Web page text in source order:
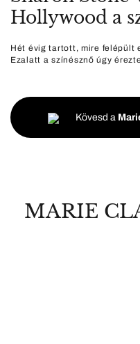
Hollywood a
Hét évig tartott, mire felépült
Ezalatt a színésznő úgy
Kövesd a
MARIE